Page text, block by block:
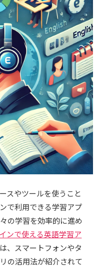
スやツールを使うこと
で利用できる学習アプ
の学習を効率的に進め
ンで使える英語学習ア
、スマートフォンやタ
の活用法が紹介されて